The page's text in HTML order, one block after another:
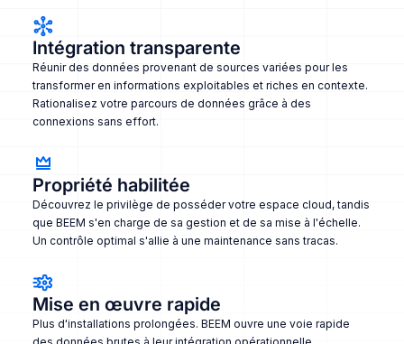
Intégration transparente
Réunir des données provenant de sources variées pour les
transformer en informations exploitables et riches en contexte.
Rationalisez votre parcours de données grâce à des
connexions sans effort.
Propriété habilitée
Découvrez le privilège de posséder votre espace cloud, tandis
que BEEM s'en charge de sa gestion et de sa mise à l'échelle.
Un contrôle optimal s'allie à une maintenance sans tracas.
Mise en œuvre rapide
Plus d'installations prolongées. BEEM ouvre une voie rapide